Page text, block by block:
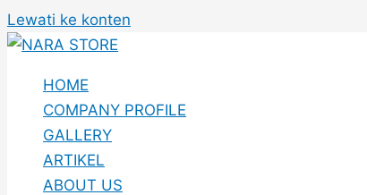
Lewati ke konten
HOME
COMPANY PROFILE
GALLERY
ARTIKEL
ABOUT US